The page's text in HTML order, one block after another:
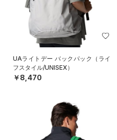
UAライトデー バックパック（ライ
フスタイル/UNISEX）
￥8,470